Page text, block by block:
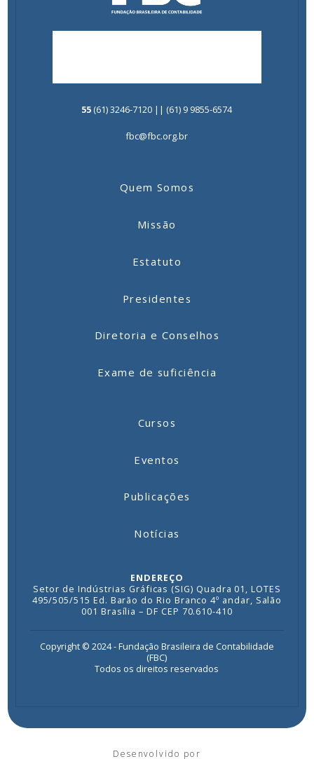
55 (61) 3246-7120 || (61) 9 9855-6574
fbc@fbc.org.br
Quem Somos
Missão
Estatuto
Presidentes
Diretoria e Conselhos
Exame de suficiência
Cursos
Eventos
Publicações
Notícias
ENDEREÇO
Setor de Indústrias Gráficas (SIG) Quadra 01, LOTES
495/505/515 Ed. Barão do Rio Branco 4º andar, Salão
001 Brasília – DF CEP 70.610-410
Copyright © 2024 - Fundação Brasileira de Contabilidade
(FBC)
Todos os direitos reservados
Desenvolvido por